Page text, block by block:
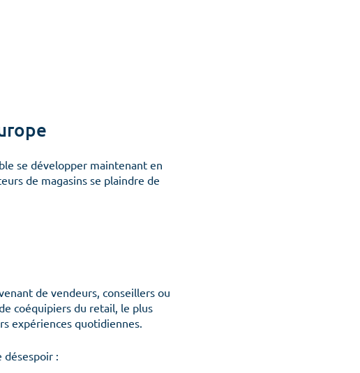
se développer maintenant en
de magasins se plaindre de
de vendeurs, conseillers ou
coéquipiers du retail, le plus
expériences quotidiennes.
désespoir :